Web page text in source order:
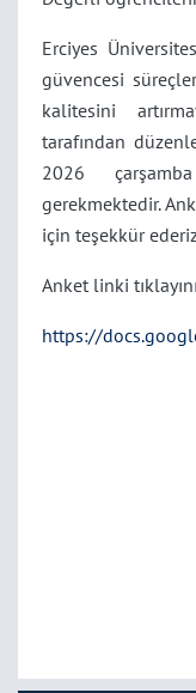
Erciyes
güvencesi
kalitesini
tarafından
2026
gerekmektedir.
için teşekkür
Anket linki
https://